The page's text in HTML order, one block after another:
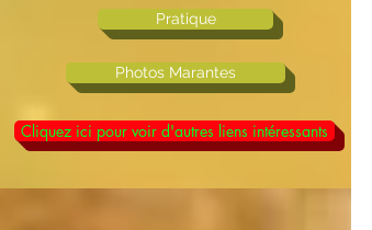
Pratique
Photos Marantes
Cliquez ici pour voir d'autres liens intéressants